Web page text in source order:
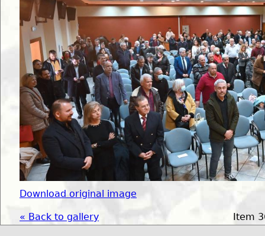
Download original image
« Back to gallery Item